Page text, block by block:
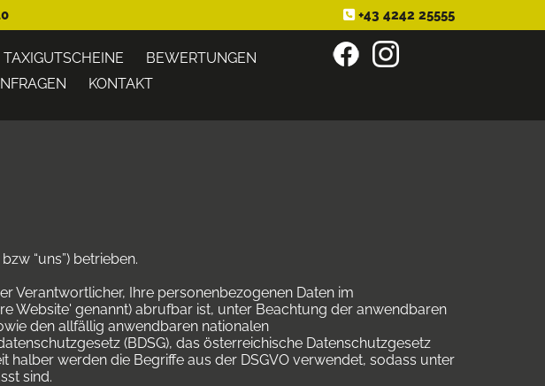
 +43 4242 25555
TAXIGUTSCHEINE
BEWERTUNGEN
KONTAKT
“uns”) betrieben.
Verantwortlicher, Ihre personenbezogenen Daten im
Website' genannt) abrufbar ist, unter Beachtung der anwendbaren
den allfällig anwendbaren nationalen
(BDSG), das österreichische Datenschutzgesetz
halber werden die Begriffe aus der DSGVO verwendet, sodass unter
sind.